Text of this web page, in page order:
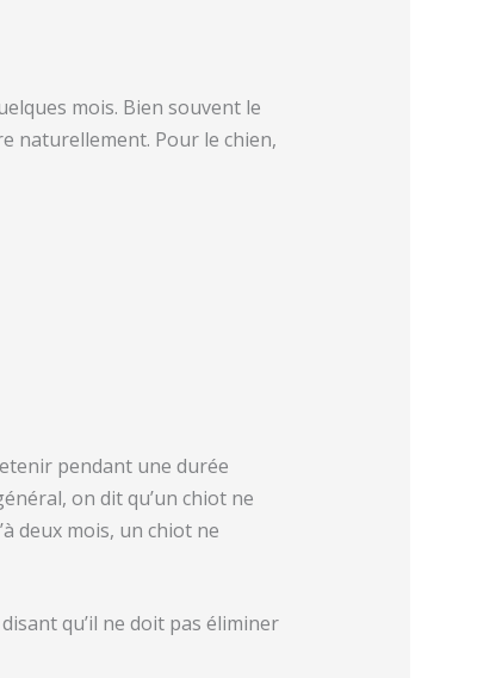
mois. Bien souvent le
naturellement. Pour le chien,
pendant une durée
on dit qu’un chiot ne
deux mois, un chiot ne
qu’il ne doit pas éliminer